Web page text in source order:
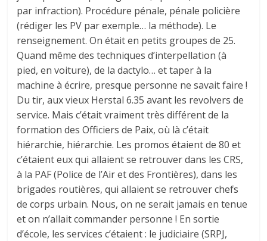
par infraction). Procédure pénale, pénale policière
(rédiger les PV par exemple… la méthode). Le
renseignement. On était en petits groupes de 25.
Quand même des techniques d’interpellation (à
pied, en voiture), de la dactylo… et taper à la
machine à écrire, presque personne ne savait faire !
Du tir, aux vieux Herstal 6.35 avant les revolvers de
service. Mais c’était vraiment très différent de la
formation des Officiers de Paix, où là c’était
hiérarchie, hiérarchie. Les promos étaient de 80 et
c’étaient eux qui allaient se retrouver dans les CRS,
à la PAF (Police de l’Air et des Frontières), dans les
brigades routières, qui allaient se retrouver chefs
de corps urbain. Nous, on ne serait jamais en tenue
et on n’allait commander personne ! En sortie
d’école, les services c’étaient : le judiciaire (SRPJ,